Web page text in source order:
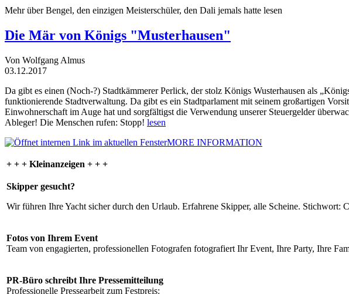
Mehr über Bengel, den einzigen Meisterschüler, den Dali jemals hatte lesen
Die Mär von Königs "Musterhausen"
Von Wolfgang Almus
03.12.2017
Da gibt es einen (Noch-?) Stadtkämmerer Perlick, der stolz Königs Wusterhausen als
funktionierende Stadtverwaltung. Da gibt es ein Stadtparlament mit seinem großartigen
Einwohnerschaft im Auge hat und sorgfältigst die Verwendung unserer Steuergelder
Ableger! Die Menschen rufen: Stopp! lesen
MORE INFORMATION
+ + + Kleinanzeigen + + +
Skipper gesucht?
Wir führen Ihre Yacht sicher durch den Urlaub. Erfahrene Skipper, alle Scheine. Stichwort:
Fotos von Ihrem Event
Team von engagierten, professionellen Fotografen fotografiert Ihr Event, Ihre Party, Ihre
PR-Büro schreibt Ihre Pressemitteilung
Professionelle Pressearbeit zum Festpreis: